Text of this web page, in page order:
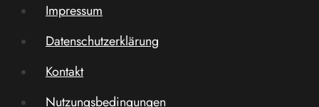
Impressum
Datenschutzerklärung
Kontakt
Nutzungsbedingungen